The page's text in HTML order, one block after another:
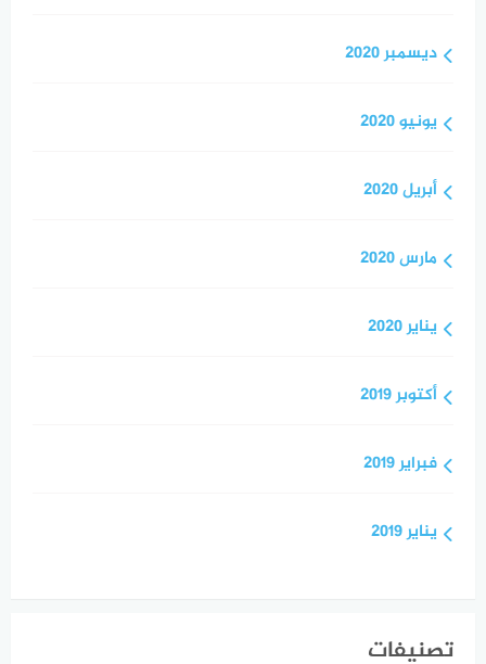
ديسمبر 2020
يونيو 2020
أبريل 2020
مارس 2020
يناير 2020
أكتوبر 2019
فبراير 2019
يناير 2019
تصنيفات